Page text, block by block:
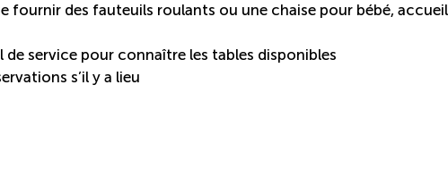
fournir des fauteuils roulants ou une chaise pour bébé,
service pour connaître les tables disponibles
s’il y a lieu